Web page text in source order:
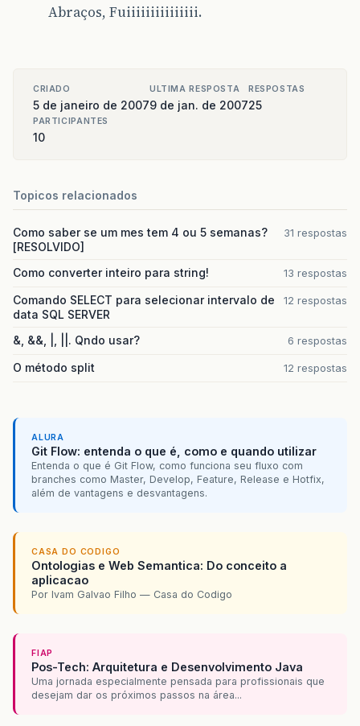
Abraços, Fuiiiiiiiiiiiiiii.
CRIADO
5 de janeiro de 2007
ULTIMA RESPOSTA
9 de jan. de 2007
RESPOSTAS
25
PARTICIPANTES
10
Topicos relacionados
Como saber se um mes tem 4 ou 5 semanas?
[RESOLVIDO]
31 respostas
Como converter inteiro para string! 13 respostas
Comando SELECT para selecionar intervalo de
data SQL SERVER
12 respostas
&, &&, |, ||. Qndo usar? 6 respostas
O método split 12 respostas
ALURA
Git Flow: entenda o que é, como e quando utilizar
Entenda o que é Git Flow, como funciona seu fluxo com
branches como Master, Develop, Feature, Release e Hotfix,
além de vantagens e desvantagens.
CASA DO CODIGO
Ontologias e Web Semantica: Do conceito a
aplicacao
Por Ivam Galvao Filho — Casa do Codigo
FIAP
Pos-Tech: Arquitetura e Desenvolvimento Java
Uma jornada especialmente pensada para profissionais que
desejam dar os próximos passos na área...